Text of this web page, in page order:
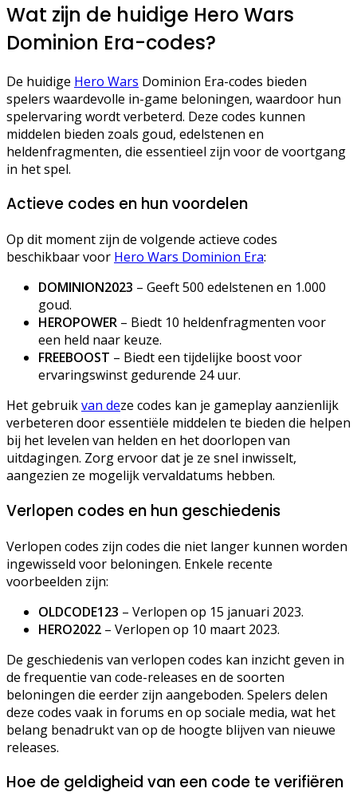
Wat zijn de huidige Hero Wars
Dominion Era-codes?
De huidige Hero Wars Dominion Era-codes bieden
spelers waardevolle in-game beloningen, waardoor hun
spelervaring wordt verbeterd. Deze codes kunnen
middelen bieden zoals goud, edelstenen en
heldenfragmenten, die essentieel zijn voor de voortgang
in het spel.
Actieve codes en hun voordelen
Op dit moment zijn de volgende actieve codes
beschikbaar voor Hero Wars Dominion Era:
DOMINION2023 – Geeft 500 edelstenen en 1.000
goud.
HEROPOWER – Biedt 10 heldenfragmenten voor
een held naar keuze.
FREEBOOST – Biedt een tijdelijke boost voor
ervaringswinst gedurende 24 uur.
Het gebruikvan deze codes kan je gameplay aanzienlijk
verbeteren door essentiële middelen te bieden die helpen
bij het levelen van helden en het doorlopen van
uitdagingen. Zorg ervoor dat je ze snel inwisselt,
aangezien ze mogelijk vervaldatums hebben.
Verlopen codes en hun geschiedenis
Verlopen codes zijn codes die niet langer kunnen worden
ingewisseld voor beloningen. Enkele recente
voorbeelden zijn:
OLDCODE123 – Verlopen op 15 januari 2023.
HERO2022 – Verlopen op 10 maart 2023.
De geschiedenis van verlopen codes kan inzicht geven in
de frequentie van code-releases en de soorten
beloningen die eerder zijn aangeboden. Spelers delen
deze codes vaak in forums en op sociale media, wat het
belang benadrukt van op de hoogte blijven van nieuwe
releases.
Hoe de geldigheid van een code te verifiëren